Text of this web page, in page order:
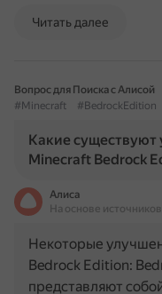
Читать далее
Вопрос для Поиска с Алисой
#Minecraft
#BedrockEdition
Какие существуют
Minecraft Bedrock
Алиса
На основе
Некоторые
Bedrock Edition:
представляют